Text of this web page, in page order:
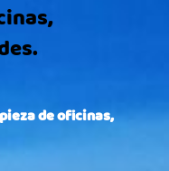
de oficinas,